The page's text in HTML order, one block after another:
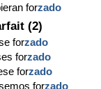
forzado
(2)
forzado
forzado
forzado
forzado